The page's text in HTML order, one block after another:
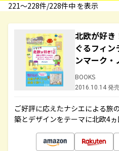
221〜228件/228件中 を表示
北欧が好き
ぐるフィ
ンマーク・
BOOKS
2016.10.14 発
ご好評に応えたナシエによる旅
築とデザインをテーマに北欧4ヵ